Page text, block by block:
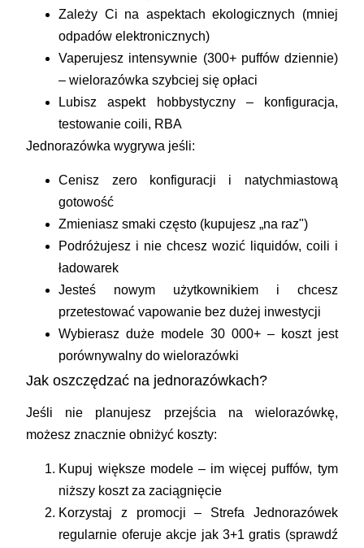
Zależy Ci na aspektach ekologicznych (mniej
odpadów elektronicznych)
Vaperujesz intensywnie (300+ puffów dziennie)
– wielorazówka szybciej się opłaci
Lubisz aspekt hobbystyczny – konfiguracja,
testowanie coili, RBA
Jednorazówka wygrywa jeśli:
Cenisz zero konfiguracji i natychmiastową
gotowość
Zmieniasz smaki często (kupujesz „na raz")
Podróżujesz i nie chcesz wozić liquidów, coili i
ładowarek
Jesteś nowym użytkownikiem i chcesz
przetestować vapowanie bez dużej inwestycji
Wybierasz duże modele 30 000+ – koszt jest
porównywalny do wielorazówki
Jak oszczędzać na jednorazówkach?
Jeśli nie planujesz przejścia na wielorazówkę,
możesz znacznie obniżyć koszty:
Kupuj większe modele– im więcej puffów, tym
niższy koszt za zaciągnięcie
Korzystaj z promocji – Strefa Jednorazówek
regularnie oferuje akcje jak 3+1 gratis (sprawdź